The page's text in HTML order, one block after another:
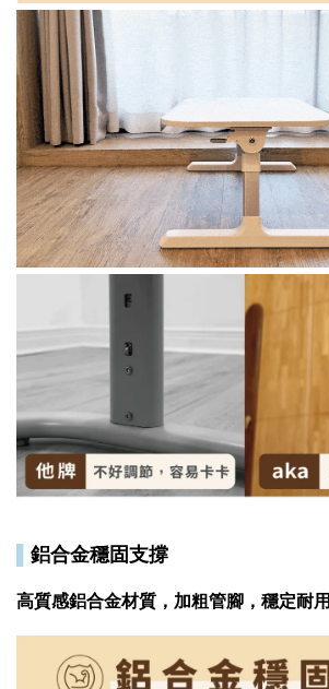
鋁合金穩固支撐
高質感鋁合金材質，加粗管腳，穩定耐用